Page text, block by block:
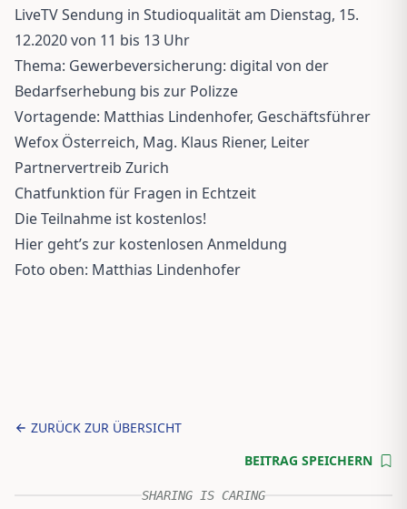
LiveTV Sendung in Studioqualität am Dienstag, 15.
12.2020 von 11 bis 13 Uhr
Thema: Gewerbeversicherung: digital von der
Bedarfserhebung bis zur Polizze
Vortagende: Matthias Lindenhofer, Geschäftsführer
Wefox Österreich, Mag. Klaus Riener, Leiter
Partnervertreib Zurich
Chatfunktion für Fragen in Echtzeit
Die Teilnahme ist kostenlos!
Hier geht’s zur kostenlosen Anmeldung
Foto oben: Matthias Lindenhofer
ZURÜCK ZUR ÜBERSICHT
BEITRAG SPEICHERN
SHARING IS CARING